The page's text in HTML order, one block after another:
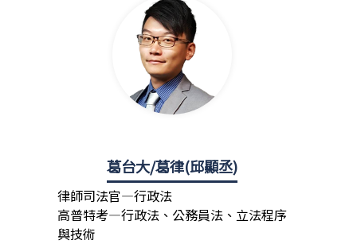
葛台大/葛律(邱顯丞)
律師司法官—行政法
高普特考—行政法、公務員法、立法程序
與技術